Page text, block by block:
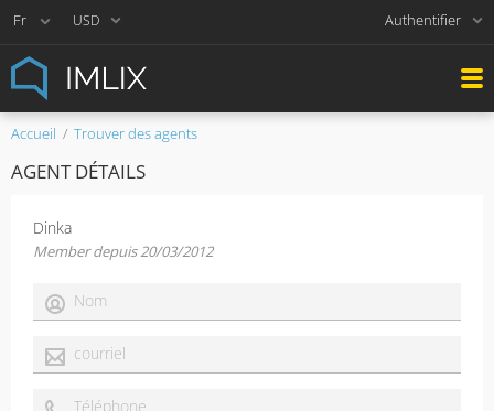
USD Authentifier
Accueil Trouver des agents
AGENT DÉTAILS
Dinka
Member depuis 20/03/2012